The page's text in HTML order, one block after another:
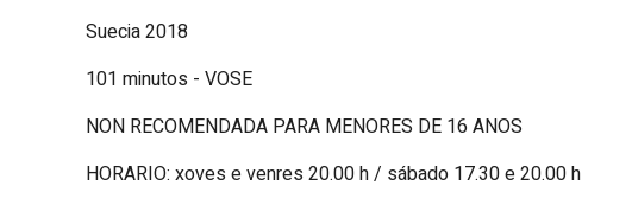
Suecia 2018
101 minutos - VOSE
NON RECOMENDADA PARA MENORES DE 16 ANOS
HORARIO: xoves e venres 20.00 h / sábado 17.30 e 20.00 h